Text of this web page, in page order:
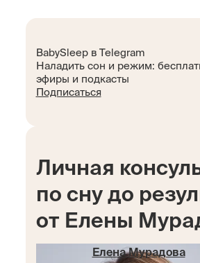
BabySleep в Telegram
Наладить сон и режим:
эфиры и подкасты
Подписаться
Личная
по сну до
от Елены
Елена Мурадова